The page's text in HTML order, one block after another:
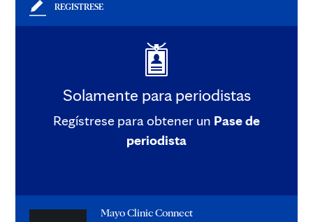
REGÍSTRESE
Solamente para periodistas
Regístrese para obtener un Pase de
periodista
Mayo Clinic Connect